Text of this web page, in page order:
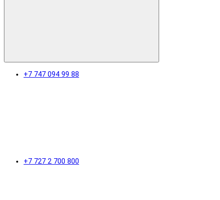
+7 747 094 99 88
+7 727 2 700 800